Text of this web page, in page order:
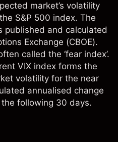
market’s volatility
S&P 500 index. The
published and calculated
Exchange (CBOE).
called the ‘fear index’.
VIX index forms the
volatility for the near
annualised change
following 30 days.